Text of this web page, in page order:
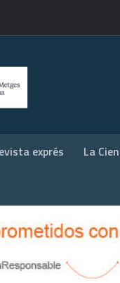
exprés La